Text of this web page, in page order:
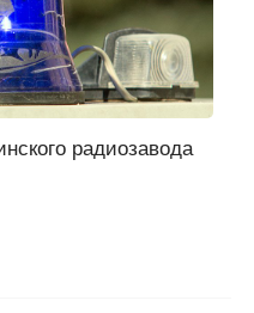
радиозавода